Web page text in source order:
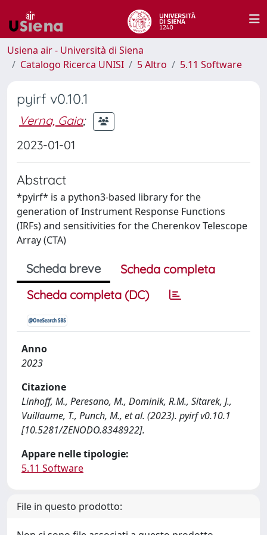
Usiena air - Università di Siena
Catalogo Ricerca UNISI
5 Altro 5.11 Software
pyirf v0.10.1
Verna, Gaia;
2023-01-01
Abstract
*pyirf* is a python3-based library for the
generation of Instrument Response Functions
(IRFs) and sensitivities for the Cherenkov Telescope
Array (CTA)
Scheda breve
Scheda completa
Scheda completa (DC)
Anno
2023
Citazione
Linhoff, M., Peresano, M., Dominik, R.M., Sitarek, J.,
Vuillaume, T., Punch, M., et al. (2023). pyirf v0.10.1
[10.5281/ZENODO.8348922].
Appare nelle tipologie:
5.11 Software
File in questo prodotto: